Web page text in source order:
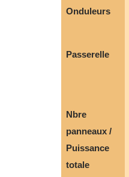
Onduleurs
Passerelle
Nbre
panneaux /
Puissance
totale